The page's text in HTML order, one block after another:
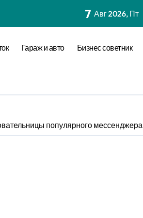
7 Авг 2026, Пт
Гараж и авто Бизнес советник
популярного мессенджера